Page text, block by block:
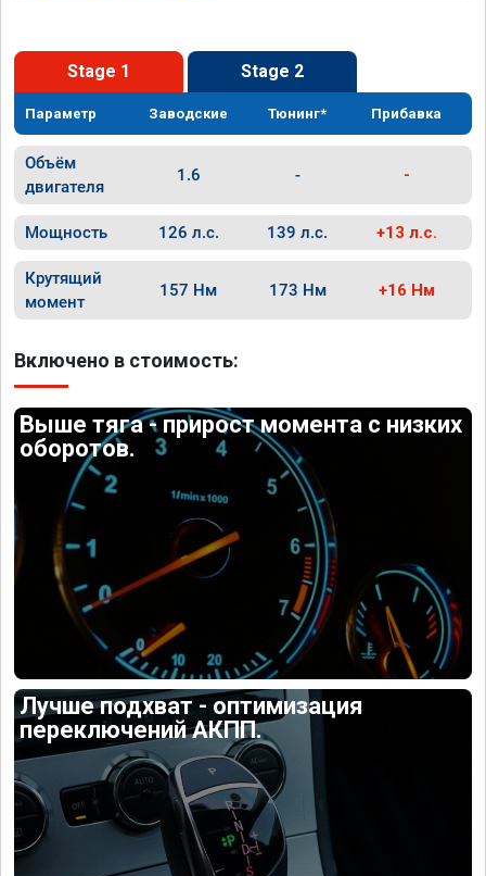
Stage 1 Stage 2
Параметр Заводские Тюнинг* Прибавка
Объём
двигателя
1.6 - -
Мощность 126 л.с. 139 л.с. +13 л.с.
Крутящий
момент
157 Нм 173 Нм +16 Нм
Включено в стоимость:
Выше тяга - прирост момента с низких
оборотов.
Лучше подхват - оптимизация
переключений АКПП.